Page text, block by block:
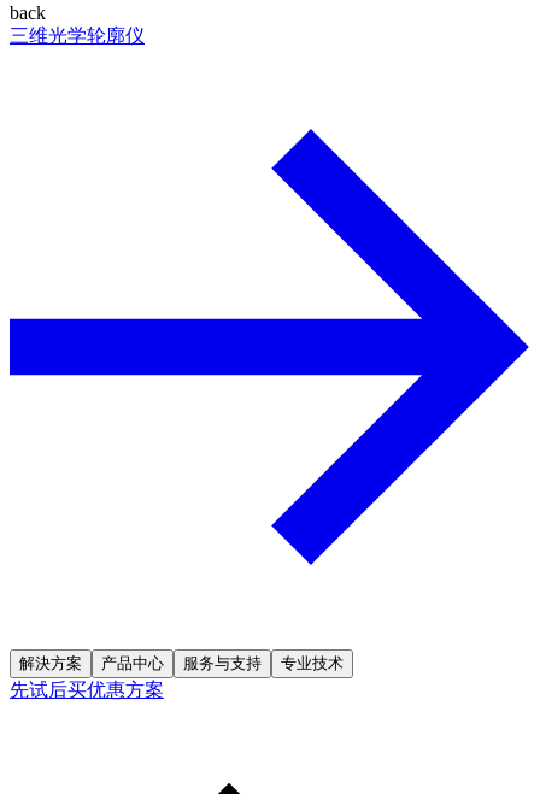
back
三维光学轮廓仪
解決方案 产品中心 服务与支持 专业技术
先试后买优惠方案